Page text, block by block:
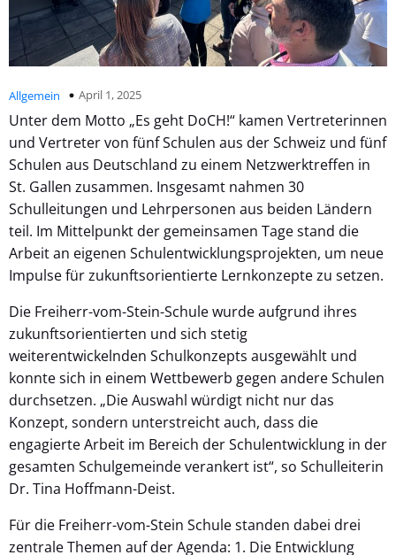
Allgemein April 1, 2025
Unter dem Motto „Es geht DoCH!“ kamen Vertreterinnen
und Vertreter von fünf Schulen aus der Schweiz und fünf
Schulen aus Deutschland zu einem Netzwerktreffen in
St. Gallen zusammen. Insgesamt nahmen 30
Schulleitungen und Lehrpersonen aus beiden Ländern
teil. Im Mittelpunkt der gemeinsamen Tage stand die
Arbeit an eigenen Schulentwicklungsprojekten, um neue
Impulse für zukunftsorientierte Lernkonzepte zu setzen.
Die Freiherr-vom-Stein-Schule wurde aufgrund ihres
zukunftsorientierten und sich stetig
weiterentwickelnden Schulkonzepts ausgewählt und
konnte sich in einem Wettbewerb gegen andere Schulen
durchsetzen. „Die Auswahl würdigt nicht nur das
Konzept, sondern unterstreicht auch, dass die
engagierte Arbeit im Bereich der Schulentwicklung in der
gesamten Schulgemeinde verankert ist“, so Schulleiterin
Dr. Tina Hoffmann-Deist.
Für die Freiherr-vom-Stein Schule standen dabei drei
zentrale Themen auf der Agenda: 1. Die Entwicklung